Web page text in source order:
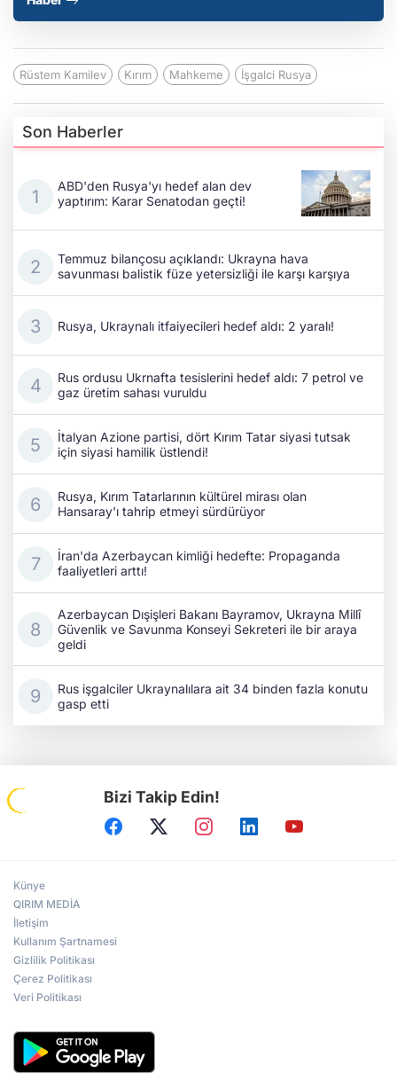
Rüstem Kamilev Kırım Mahkeme İşgalci Rusya
Son Haberler
ABD'den Rusya'yı hedef alan dev
yaptırım: Karar Senatodan geçti!
Temmuz bilançosu açıklandı: Ukrayna hava
savunması balistik füze yetersizliği ile karşı karşıya
Rusya, Ukraynalı itfaiyecileri hedef aldı: 2 yaralı!
Rus ordusu Ukrnafta tesislerini hedef aldı: 7 petrol ve
gaz üretim sahası vuruldu
İtalyan Azione partisi, dört Kırım Tatar siyasi tutsak
için siyasi hamilik üstlendi!
Rusya, Kırım Tatarlarının kültürel mirası olan
Hansaray'ı tahrip etmeyi sürdürüyor
İran'da Azerbaycan kimliği hedefte: Propaganda
faaliyetleri arttı!
Azerbaycan Dışişleri Bakanı Bayramov, Ukrayna Millî
Güvenlik ve Savunma Konseyi Sekreteri ile bir araya
geldi
Rus işgalciler Ukraynalılara ait 34 binden fazla konutu
gasp etti
Bizi Takip Edin!
Künye
QIRIM MEDİA
İletişim
Kullanım Şartnamesi
Gizlilik Politikası
Çerez Politikası
Veri Politikası